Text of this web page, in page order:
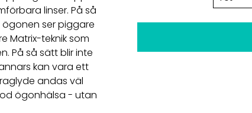
linser. På så
ser piggare
Matrix-teknik som
På så sätt blir inte
kan vara ett
andas väl
ögonhälsa - utan